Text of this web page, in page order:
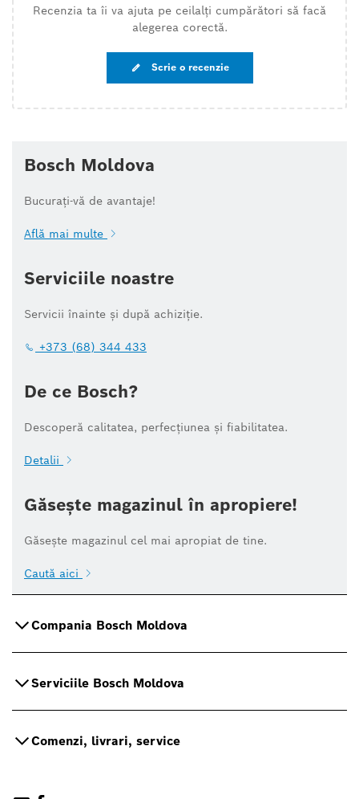
Recenzia ta îi va ajuta pe ceilalți cumpărători să facă
alegerea corectă.
Scrie o recenzie
Bosch Moldova
Bucurați-vă de avantaje!
Află mai multe
Serviciile noastre
Servicii înainte și după achiziție.
+373 (68) 344 433
De ce Bosch?
Descoperă calitatea, perfecțiunea și fiabilitatea.
Detalii
Găsește magazinul în apropiere!
Găsește magazinul cel mai apropiat de tine.
Caută aici
Compania Bosch Moldova
Serviciile Bosch Moldova
Comenzi, livrari, service